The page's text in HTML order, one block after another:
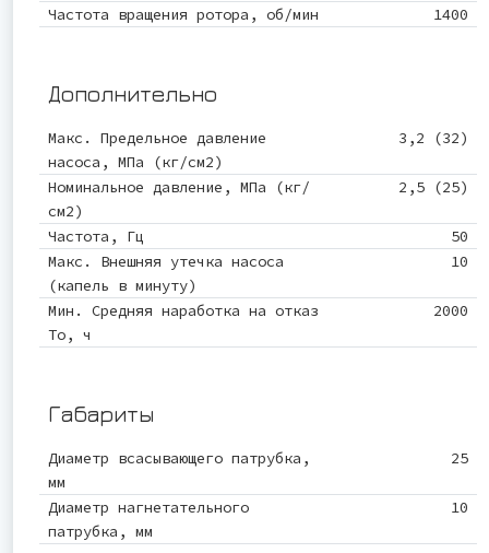
Частота вращения ротора, об/мин
1400
Дополнительно
Макс. Предельное давление
насоса, МПа (кг/см2)
3,2 (32)
Номинальное давление, МПа (кг/
см2)
2,5 (25)
Частота, Гц
50
Макс. Внешняя утечка насоса
(капель в минуту)
10
Мин. Средняя наработка на отказ
То, ч
2000
Габариты
Диаметр всасывающего патрубка,
мм
25
Диаметр нагнетательного
патрубка, мм
10